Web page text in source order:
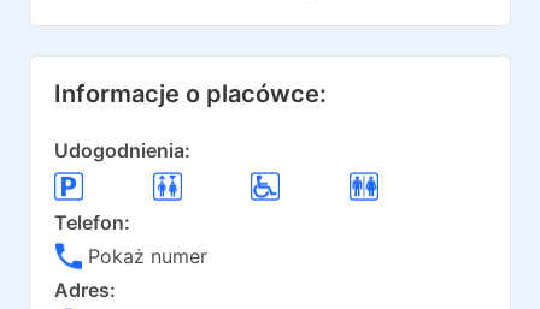
Informacje o placówce:
Udogodnienia:
Telefon:
Pokaż numer
Adres: